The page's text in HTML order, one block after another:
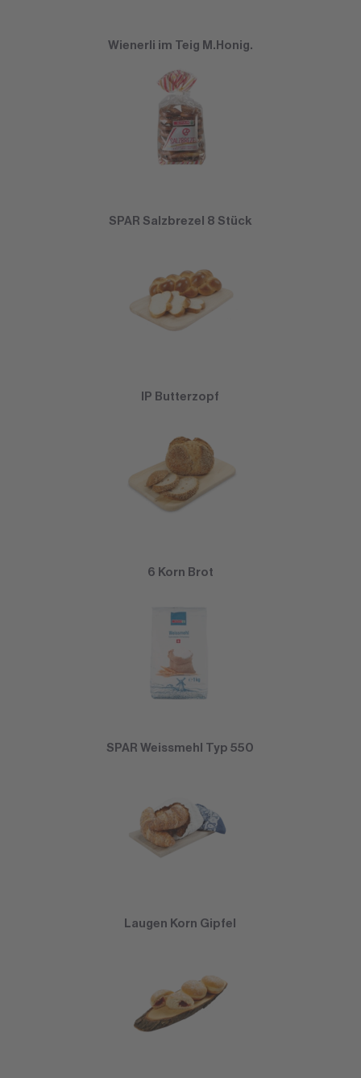
Wienerli im Teig M.Honig.
SPAR Salzbrezel 8 Stück
IP Butterzopf
6 Korn Brot
SPAR Weissmehl Typ 550
Laugen Korn Gipfel